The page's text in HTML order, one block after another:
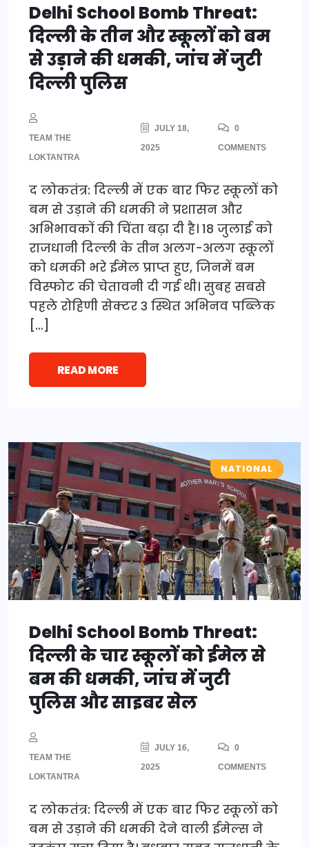
Delhi School Bomb Threat:
दिल्ली के तीन और स्कूलों को बम
से उड़ाने की धमकी, जांच में जुटी
दिल्ली पुलिस
TEAM THE
LOKTANTRA
JULY 18,
2025
0
COMMENTS
द लोकतंत्र: दिल्ली में एक बार फिर स्कूलों को
बम से उड़ाने की धमकी ने प्रशासन और
अभिभावकों की चिंता बढ़ा दी है। 18 जुलाई को
राजधानी दिल्ली के तीन अलग-अलग स्कूलों
को धमकी भरे ईमेल प्राप्त हुए, जिनमें बम
विस्फोट की चेतावनी दी गई थी। सुबह सबसे
पहले रोहिणी सेक्टर 3 स्थित अभिनव पब्लिक
[…]
READ MORE
CRIME
NATIONAL
Delhi School Bomb Threat:
दिल्ली के चार स्कूलों को ईमेल से
बम की धमकी, जांच में जुटी
पुलिस और साइबर सेल
TEAM THE
LOKTANTRA
JULY 16,
2025
0
COMMENTS
द लोकतंत्र: दिल्ली में एक बार फिर स्कूलों को
बम से उड़ाने की धमकी देने वाली ईमेल्स ने